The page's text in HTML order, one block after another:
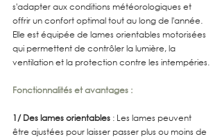
s'adapter aux conditions météorologiques et
offrir un confort optimal tout au long de l'année.
Elle est équipée de lames orientables motorisées
qui permettent de contrôler la lumière, la
ventilation et la protection contre les intempéries.
Fonctionnalités et avantages :
1/ Des lames orientables : Les lames peuvent
être ajustées pour laisser passer plus ou moins de